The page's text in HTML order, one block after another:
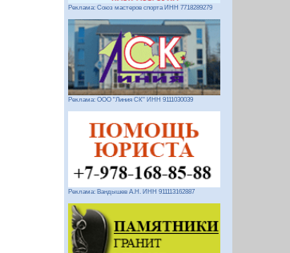
Реклама: Союз мастеров спорта ИНН 7718289279
Реклама: ООО "Линия СК" ИНН 9111030039
Реклама: Вандышев А.Н. ИНН 911113162887